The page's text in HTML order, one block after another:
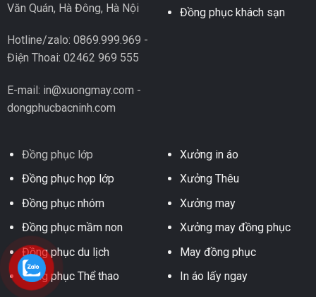
Văn Quán, Hà Đông, Hà Nội
Hotline/zalo: 0869.999.969 -
Điện Thoai: 02462 969 555
E-mail: in@xuongmay.com -
dongphucbacninh.com
Đồng phục khách sạn
Đồng phục lớp
Đồng phục họp lớp
Đồng phục nhóm
Đồng phục mầm non
Đồng phục du lịch
Đồng phục Thể thao
Xưởng in áo
Xưởng Thêu
Xưởng may
Xưởng may đồng phục
May đồng phục
In áo lấy ngay